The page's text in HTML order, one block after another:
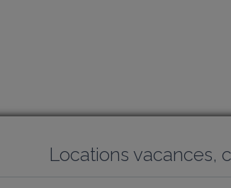
Locations vacances,